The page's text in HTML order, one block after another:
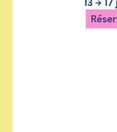
13→